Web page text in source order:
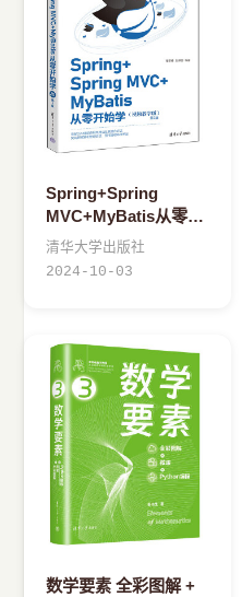
Spring+Spring
MVC+MyBatis从零开
始学
清华大学出版社
2024-10-03
数学要素 全彩图解 +